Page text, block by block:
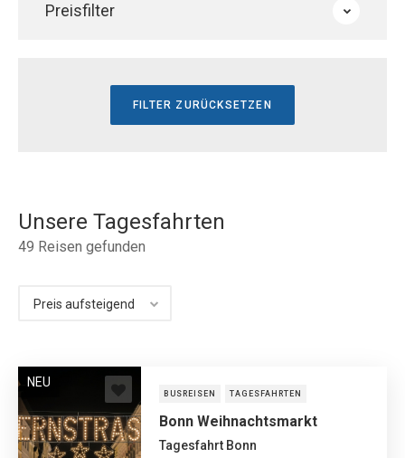
Preisfilter
Unsere Tagesfahrten
49 Reisen gefunden
NEU
BUSREISEN TAGESFAHRTEN
Bonn Weihnachtsmarkt
Tagesfahrt Bonn